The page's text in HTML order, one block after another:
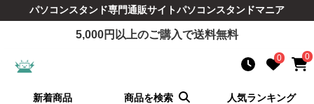
パソコンスタンド専門通販サイトパソコンスタンドマニア
5,000円以上のご購入で送料無料
0 0
新着商品 商品を検索 人気ランキング